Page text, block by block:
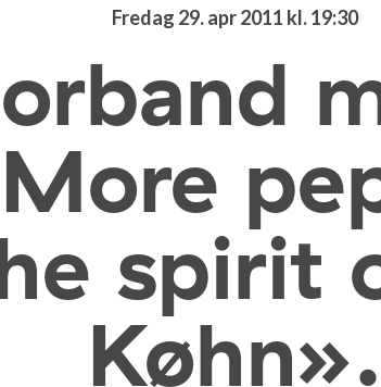
Fredag 29. apr 2011 kl. 19:30
spirit
Køhn».